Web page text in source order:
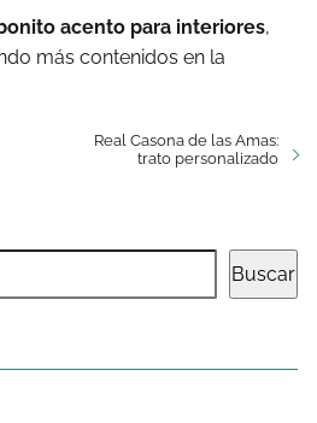
acento para interiores,
más contenidos en la
Real Casona de las Amas:
trato personalizado
Buscar